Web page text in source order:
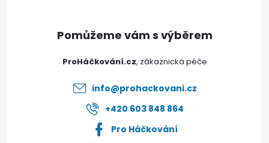
ProHáčkování.cz
info@prohackovani.cz
+420 603 848 864
Pro Háčkování